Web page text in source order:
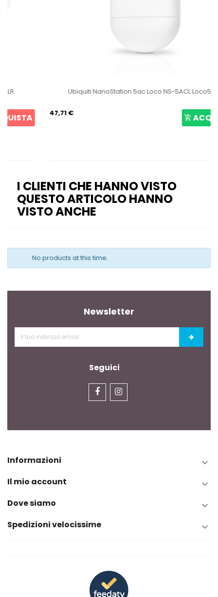
Ubiquiti NanoStation 5ac Loco NS-5ACL Loco5AC
47,71 € ACQUISTA
I CLIENTI CHE HANNO VISTO
QUESTO ARTICOLO HANNO
VISTO ANCHE
No products at this time.
Newsletter
Seguici
Informazioni 
Il mio account 
Dove siamo 
Spedizioni velocissime 